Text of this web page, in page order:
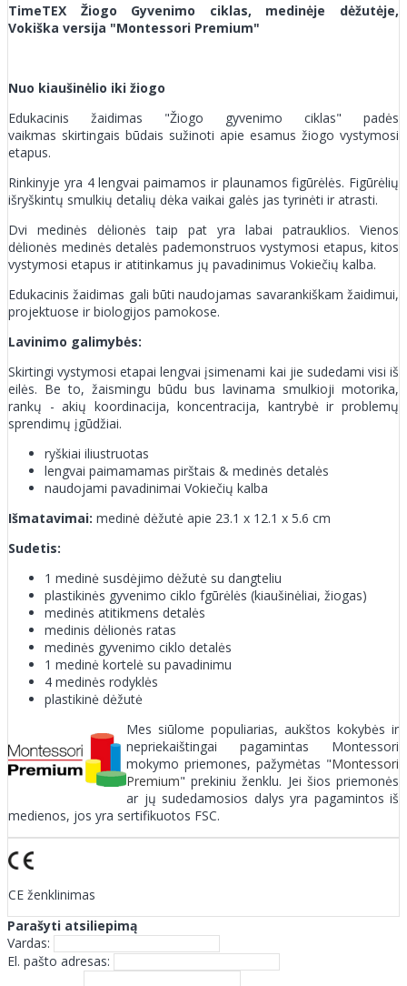
TimeTEX Žiogo Gyvenimo ciklas, medinėje dėžutėje,
Vokiška versija "Montessori Premium"
Nuo kiaušinėlio iki žiogo
Edukacinis žaidimas "Žiogo gyvenimo ciklas" padės
vaikmas skirtingais būdais sužinoti apie esamus žiogo vystymosi
etapus.
Rinkinyje yra 4 lengvai paimamos ir plaunamos figūrėlės. Figūrėlių
išryškintų smulkių detalių dėka vaikai galės jas tyrinėti ir atrasti.
Dvi medinės dėlionės taip pat yra labai patrauklios. Vienos
dėlionės medinės detalės pademonstruos vystymosi etapus, kitos
vystymosi etapus ir atitinkamus jų pavadinimus Vokiečių kalba.
Edukacinis žaidimas gali būti naudojamas savarankiškam žaidimui,
projektuose ir biologijos pamokose.
Lavinimo galimybės:
Skirtingi vystymosi etapai lengvai įsimenami kai jie sudedami visi iš
eilės. Be to, žaismingu būdu bus lavinama smulkioji motorika,
rankų - akių koordinacija, koncentracija, kantrybė ir problemų
sprendimų įgūdžiai.
ryškiai iliustruotas
lengvai paimamamas pirštais & medinės detalės
naudojami pavadinimai Vokiečių kalba
Išmatavimai: medinė dėžutė apie 23.1 x 12.1 x 5.6 cm
Sudetis:
1 medinė susdėjimo dėžutė su dangteliu
plastikinės gyvenimo ciklo fgūrėlės (kiaušinėliai, žiogas)
medinės atitikmens detalės
medinis dėlionės ratas
medinės gyvenimo ciklo detalės
1 medinė kortelė su pavadinimu
4 medinės rodyklės
plastikinė dėžutė
Mes siūlome populiarias, aukštos kokybės ir
nepriekaištingai pagamintas Montessori
mokymo priemones, pažymėtas "Montessori
Premium" prekiniu ženklu. Jei šios priemonės
ar jų sudedamosios dalys yra pagamintos iš
medienos, jos yra sertifikuotos FSC.
CE ženklinimas
Parašyti atsiliepimą
Vardas:
El. pašto adresas: